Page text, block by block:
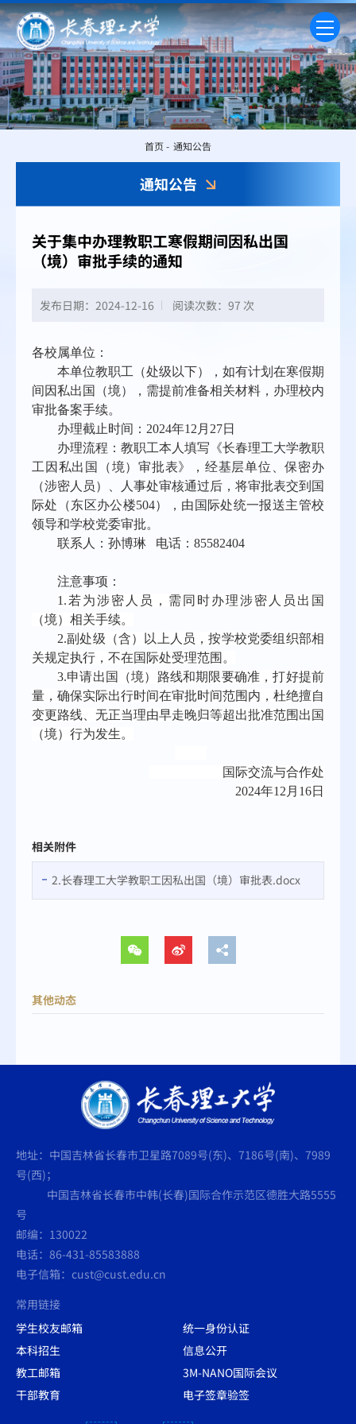
通知公告
首页 - 通知公告
关于集中办理教职工寒假期间因私出国
（境）审批手续的通知
发布日期：2024-12-16 阅读次数： 97 次
各校属单位：
本单位教职工（处级以下），如有计划在寒假期
间因私出国（境），需提前准备相关材料，办理校内
审批备案手续。
办理截止时间： 2024年12月27日
办理流程： 教职工本人填写《长春理工大学教职
工因私出国（境）审批表》，经基层单位、保密办
（涉密人员）、人事处审核通过后，将审批表交到国
际处（东区办公楼504），由国际处统一报送主管校
领导和学校党委审批。
联系人：孙博琳 电话：85582404
注意事项：
1. 若为涉密人员，需同时办理涉密人员出国
（境）相关手续。
2.副处级（含）以上人员，按学校党委组织部相
关规定执行，不在国际处受理范围。
3.申请出国（境）路线和期限要确准，打好提前
量，确保实际出行时间在审批时间范围内，杜绝擅自
变更路线、无正当理由早走晚归等超出批准范围出国
（境）行为发生。
国际交流与合作处
2024年12月16日
相关附件
2.长春理工大学教职工因私出国（境）审批表.docx
其他动态
地址：中国吉林省长春市卫星路7089号(东)、7186号(南)、7989
号(西)；
中国吉林省长春市中韩(长春)国际合作示范区德胜大路5555
号
邮编：130022
电话：86-431-85583888
电子信箱：cust@cust.edu.cn
常用链接
学生校友邮箱
统一身份认证
本科招生
信息公开
教工邮箱
3M-NANO国际会议
干部教育
电子签章验签